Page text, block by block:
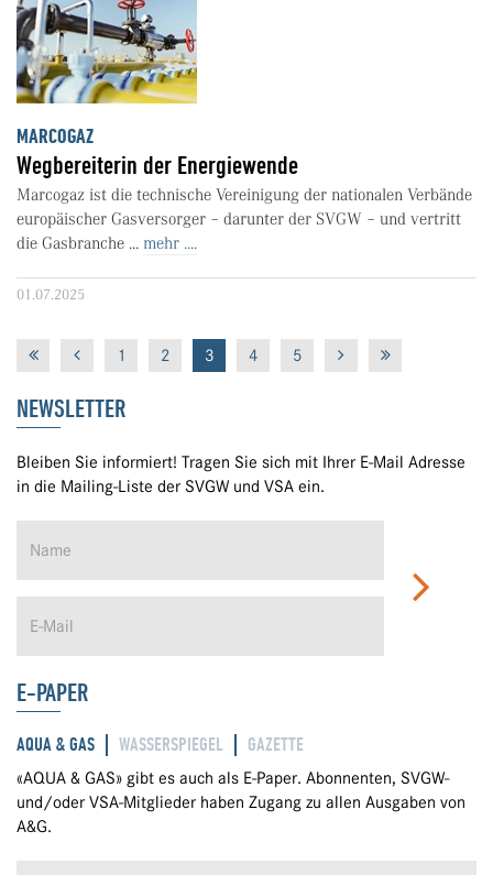
MARCOGAZ
Wegbereiterin der Energiewende
Marcogaz ist die technische Vereinigung der nationalen Verbände
europäischer Gasversorger – darunter der SVGW – und vertritt
die Gasbranche ... mehr ....
01.07.2025
1 2 3 4 5
NEWSLETTER
Bleiben Sie informiert! Tragen Sie sich mit Ihrer E-Mail Adresse
in die Mailing-Liste der SVGW und VSA ein.
E-PAPER
AQUA & GAS WASSERSPIEGEL GAZETTE
«AQUA & GAS» gibt es auch als E-Paper. Abonnenten, SVGW-
und/oder VSA-Mitglieder haben Zugang zu allen Ausgaben von
A&G.